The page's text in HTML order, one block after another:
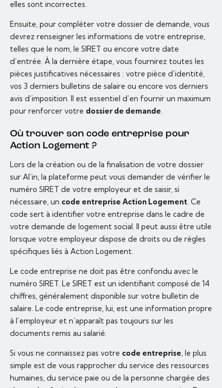
elles sont incorrectes.
Ensuite, pour compléter votre dossier de demande, vous
devrez renseigner les informations de votre entreprise,
telles que le nom, le SIRET ou encore votre date
d’entrée. À la dernière étape, vous fournirez toutes les
pièces justificatives nécessaires : votre pièce d’identité,
vos 3 derniers bulletins de salaire ou encore vos derniers
avis d’imposition. Il est essentiel d’en fournir un maximum
pour renforcer votre dossier de demande.
Où trouver son code entreprise pour
Action Logement ?
Lors de la création ou de la finalisation de votre dossier
sur Al’in, la plateforme peut vous demander de vérifier le
numéro SIRET de votre employeur et de saisir, si
nécessaire, un code entreprise Action Logement. Ce
code sert à identifier votre entreprise dans le cadre de
votre demande de logement social. Il peut aussi être utile
lorsque votre employeur dispose de droits ou de règles
spécifiques liés à Action Logement.
Le code entreprise ne doit pas être confondu avec le
numéro SIRET. Le SIRET est un identifiant composé de 14
chiffres, généralement disponible sur votre bulletin de
salaire. Le code entreprise, lui, est une information propre
à l’employeur et n’apparaît pas toujours sur les
documents remis au salarié.
Si vous ne connaissez pas votre code entreprise, le plus
simple est de vous rapprocher du service des ressources
humaines, du service paie ou de la personne chargée des